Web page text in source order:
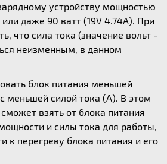
устройству мощностью
или даже 90 ватт (19V 4.74A). При
что сила тока (значение вольт -
неизменным, в данном
блок питания меньшей
меньшей силой тока (А). В этом
взять от блока питания
и силы тока для работы,
к перегреву блока питания и его